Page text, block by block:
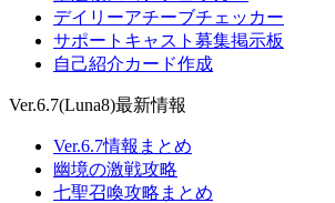
デイリーアチーブチェッカー
サポートキャスト募集掲示板
自己紹介カード作成
Ver.6.7(Luna8)最新情報
Ver.6.7情報まとめ
幽境の激戦攻略
七聖召喚攻略まとめ